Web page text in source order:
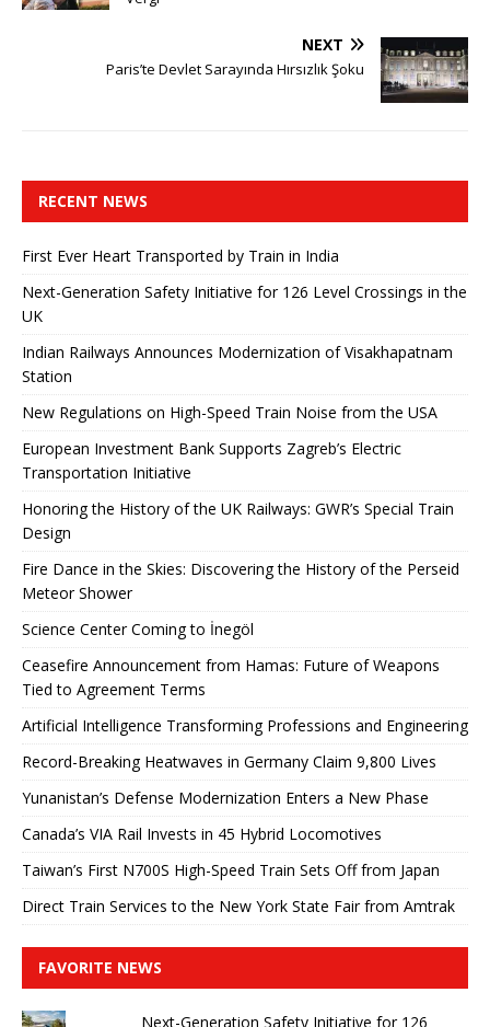
NEXT
Paris’te Devlet Sarayında Hırsızlık Şoku
RECENT NEWS
First Ever Heart Transported by Train in India
Next-Generation Safety Initiative for 126 Level Crossings in the
UK
Indian Railways Announces Modernization of Visakhapatnam
Station
New Regulations on High-Speed ​​Train Noise from the USA
European Investment Bank Supports Zagreb’s Electric
Transportation Initiative
Honoring the History of the UK Railways: GWR’s Special Train
Design
Fire Dance in the Skies: Discovering the History of the Perseid
Meteor Shower
Science Center Coming to İnegöl
Ceasefire Announcement from Hamas: Future of Weapons
Tied to Agreement Terms
Artificial Intelligence Transforming Professions and Engineering
Record-Breaking Heatwaves in Germany Claim 9,800 Lives
Yunanistan’s Defense Modernization Enters a New Phase
Canada’s VIA Rail Invests in 45 Hybrid Locomotives
Taiwan’s First N700S High-Speed ​​Train Sets Off from Japan
Direct Train Services to the New York State Fair from Amtrak
FAVORITE NEWS
Next-Generation Safety Initiative for 126